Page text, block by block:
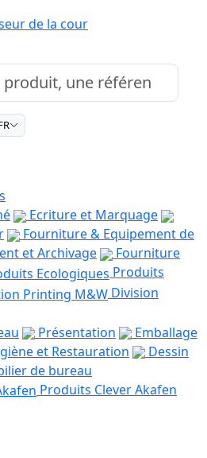
Ecriture et Marquage
Fourniture & Equipement de
et Archivage
Fourniture
Produits
Division
Présentation
Emballage
et Restauration
Dessin
de bureau
Produits Clever Akafen